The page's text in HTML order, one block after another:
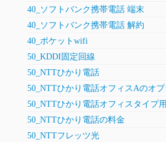
40_ソフトバンク携帯電話 端末
40_ソフトバンク携帯電話 解約
40_ポケットwifi
50_KDDI固定回線
50_NTTひかり電話
50_NTTひかり電話オフィスAのオ
50_NTTひかり電話オフィスタイプ
50_NTTひかり電話の料金
50_NTTフレッツ光